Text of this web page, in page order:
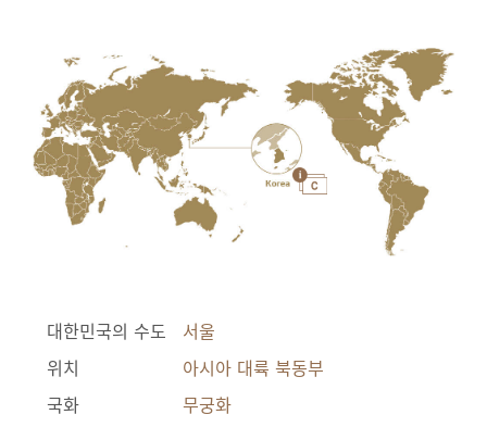
대한민국의 수도
서울
위치
아시아 대륙 북동부
국화
무궁화